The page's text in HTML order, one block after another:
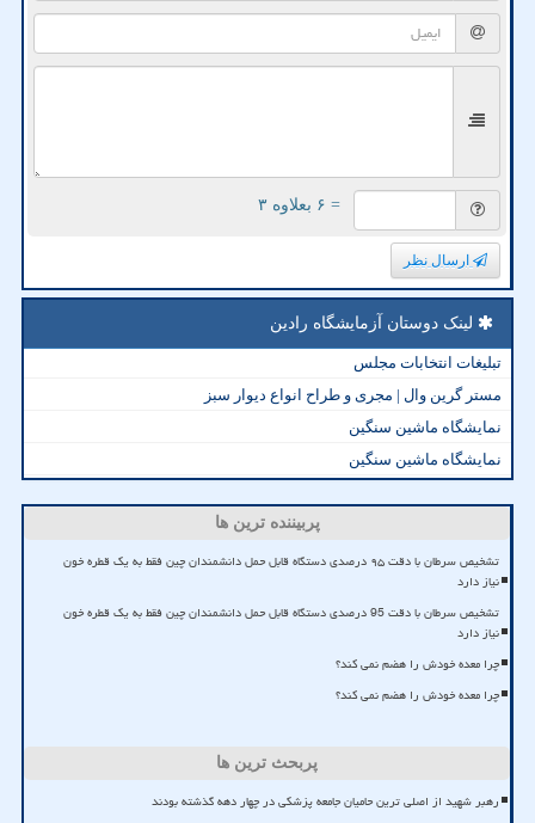
= ۶ بعلاوه ۳
ارسال نظر
لینک دوستان آزمایشگاه رادین
تبلیغات انتخابات مجلس
مستر گرین وال | مجری و طراح انواع دیوار سبز
نمایشگاه ماشین سنگین
نمایشگاه ماشین سنگین
پربیننده ترین ها
تشخیص سرطان با دقت ۹۵ درصدی دستگاه قابل حمل دانشمندان چین فقط به یک قطره خون
نیاز دارد
تشخیص سرطان با دقت 95 درصدی دستگاه قابل حمل دانشمندان چین فقط به یک قطره خون
نیاز دارد
چرا معده خودش را هضم نمی کند؟
چرا معده خودش را هضم نمی کند؟
پربحث ترین ها
رهبر شهید از اصلی ترین حامیان جامعه پزشکی در چهار دهه گذشته بودند